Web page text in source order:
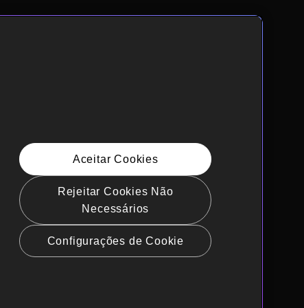
Aceitar Cookies
Rejeitar Cookies Não
Necessários
Configurações de Cookie